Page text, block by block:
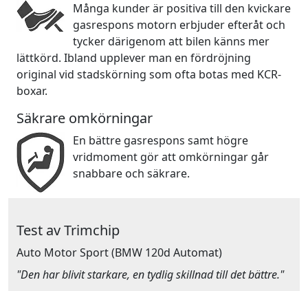
Många kunder är positiva till den kvickare
gasrespons motorn erbjuder efteråt och
tycker därigenom att bilen känns mer
lättkörd. Ibland upplever man en fördröjning
original vid stadskörning som ofta botas med KCR-
boxar.
Säkrare omkörningar
En bättre gasrespons samt högre
vridmoment gör att omkörningar går
snabbare och säkrare.
Test av Trimchip
Auto Motor Sport(BMW 120d Automat)
"Den har blivit starkare, en tydlig skillnad till det bättre."